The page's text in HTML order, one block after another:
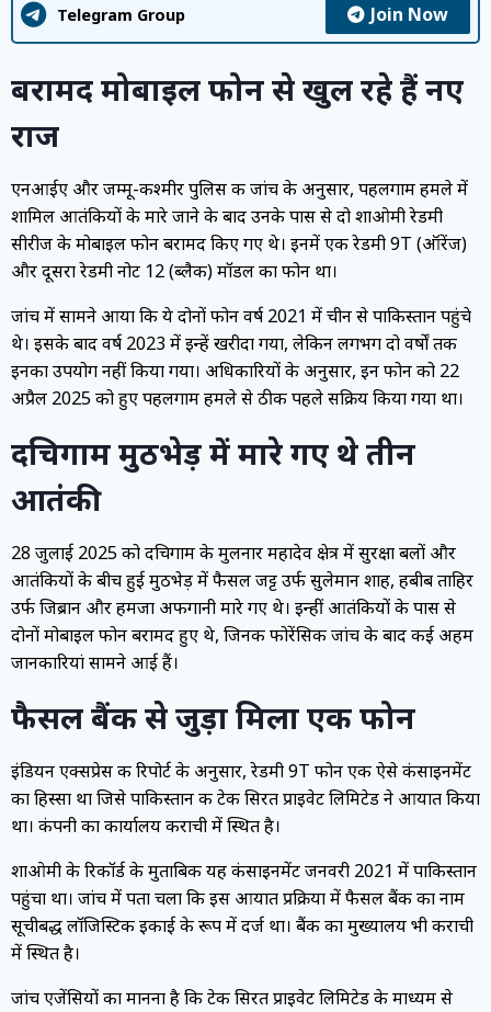
Telegram Group Join Now
बरामद मोबाइल फोन से खुल रहे हैं नए
राज
एनआईए और जम्मू-कश्मीर पुलिस की जांच के अनुसार, पहलगाम हमले में
शामिल आतंकियों के मारे जाने के बाद उनके पास से दो शाओमी रेडमी
सीरीज के मोबाइल फोन बरामद किए गए थे। इनमें एक रेडमी 9T (ऑरेंज)
और दूसरा रेडमी नोट 12 (ब्लैक) मॉडल का फोन था।
जांच में सामने आया कि ये दोनों फोन वर्ष 2021 में चीन से पाकिस्तान पहुंचे
थे। इसके बाद वर्ष 2023 में इन्हें खरीदा गया, लेकिन लगभग दो वर्षों तक
इनका उपयोग नहीं किया गया। अधिकारियों के अनुसार, इन फोन को 22
अप्रैल 2025 को हुए पहलगाम हमले से ठीक पहले सक्रिय किया गया था।
दचिगाम मुठभेड़ में मारे गए थे तीन
आतंकी
28 जुलाई 2025 को दचिगाम के मुलनार महादेव क्षेत्र में सुरक्षा बलों और
आतंकियों के बीच हुई मुठभेड़ में फैसल जट्ट उर्फ सुलेमान शाह, हबीब ताहिर
उर्फ जिब्रान और हमजा अफगानी मारे गए थे। इन्हीं आतंकियों के पास से
दोनों मोबाइल फोन बरामद हुए थे, जिनकी फोरेंसिक जांच के बाद कई अहम
जानकारियां सामने आई हैं।
फैसल बैंक से जुड़ा मिला एक फोन
इंडियन एक्सप्रेस की रिपोर्ट के अनुसार, रेडमी 9T फोन एक ऐसे कंसाइनमेंट
का हिस्सा था जिसे पाकिस्तान की टेक सिरत प्राइवेट लिमिटेड ने आयात किया
था। कंपनी का कार्यालय कराची में स्थित है।
शाओमी के रिकॉर्ड के मुताबिक यह कंसाइनमेंट जनवरी 2021 में पाकिस्तान
पहुंचा था। जांच में पता चला कि इस आयात प्रक्रिया में फैसल बैंक का नाम
सूचीबद्ध लॉजिस्टिक इकाई के रूप में दर्ज था। बैंक का मुख्यालय भी कराची
में स्थित है।
जांच एजेंसियों का मानना है कि टेक सिरत प्राइवेट लिमिटेड के माध्यम से